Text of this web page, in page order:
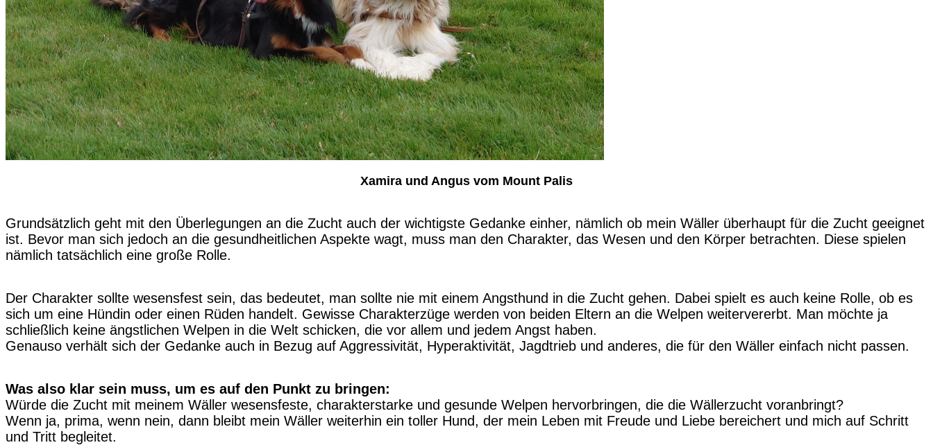
Xamira und Angus vom Mount Palis
Grundsätzlich geht mit den Überlegungen an die Zucht auch der wichtigste Gedanke einher, nämlich ob mein Wäller überhaupt für die Zucht geeignet
ist. Bevor man sich jedoch an die gesundheitlichen Aspekte wagt, muss man den Charakter, das Wesen und den Körper betrachten. Diese spielen
nämlich tatsächlich eine große Rolle.
Der Charakter sollte wesensfest sein, das bedeutet, man sollte nie mit einem Angsthund in die Zucht gehen. Dabei spielt es auch keine Rolle, ob es
sich um eine Hündin oder einen Rüden handelt. Gewisse Charakterzüge werden von beiden Eltern an die Welpen weitervererbt. Man möchte ja
schließlich keine ängstlichen Welpen in die Welt schicken, die vor allem und jedem Angst haben.
Genauso verhält sich der Gedanke auch in Bezug auf Aggressivität, Hyperaktivität, Jagdtrieb und anderes, die für den Wäller einfach nicht passen.
Was also klar sein muss, um es auf den Punkt zu bringen:
Würde die Zucht mit meinem Wäller wesensfeste, charakterstarke und gesunde Welpen hervorbringen, die die Wällerzucht voranbringt?
Wenn ja, prima, wenn nein, dann bleibt mein Wäller weiterhin ein toller Hund, der mein Leben mit Freude und Liebe bereichert und mich auf Schritt
und Tritt begleitet.